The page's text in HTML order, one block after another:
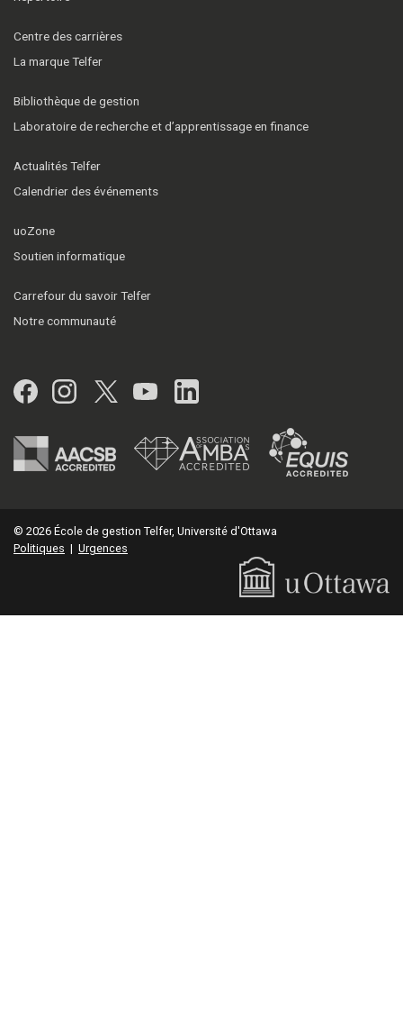
Centre des carrières
La marque Telfer
Bibliothèque de gestion
Laboratoire de recherche et d’apprentissage en finance
Actualités Telfer
Calendrier des événements
uoZone
Soutien informatique
Carrefour du savoir Telfer
Notre communauté
Facebook
Instagram
Twitter
YouTubeLinkedIn
© 2026 École de gestion Telfer, Université d'Ottawa
Politiques | Urgences